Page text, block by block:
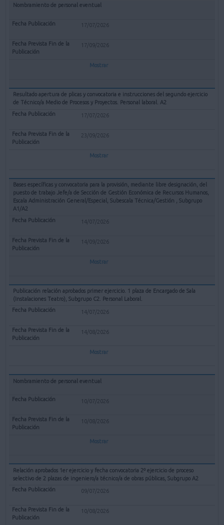
Nombramiento de personal eventual
17/07/2026
17/09/2026
Mostrar
Resultado apertura de plicas y convocatoria e instrucciones del segundo ejercicio
de Técnico/a Medio de Procesos y Proyectos. Personal laboral. A2
17/07/2026
23/09/2026
Mostrar
Bases específicas y convocatoria para la provisión, mediante libre designación, del
puesto de trabajo Jefe/a de Sección de Gestión Económica de Recursos Humanos,
Escala Administración General/Especial, Subescala Técnica/Gestión , Subgrupo
A1/A2
14/07/2026
14/09/2026
Mostrar
Publicación relación aprobados primer ejercicio. 1 plaza de Encargado de Sala
(Instalaciones Teatro), Subgrupo C2. Personal Laboral.
14/07/2026
14/08/2026
Mostrar
Nombramiento de personal eventual
10/07/2026
10/08/2026
Mostrar
Relación aprobados 1er ejercicio y fecha convocatoria 2º ejercicio de proceso
selectivo de 2 plazas de ingeniero/a técnico/a de obras públicas, Subgrupo A2
09/07/2026
10/08/2026